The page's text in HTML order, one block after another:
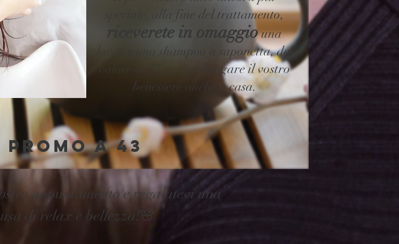
speciale, alla fine del trattamento,
riceverete in omaggiouna
lacca e uno shampoo a saponetta, del
valore di 57 per prolungare il vostro
benessere anche a casa.
promo a 43
appuntamento e regalatevi una
di relax e bellezza!🌸